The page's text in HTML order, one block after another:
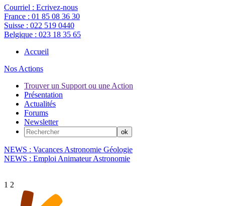
Courriel : Ecrivez-nous
France : 01 85 08 36 30
Suisse : 022 519 0440
Belgique : 023 18 35 65
Accueil
Nos Actions
Trouver un Support ou une Action
Présentation
Actualités
Forums
Newsletter
NEWS : Vacances Astronomie Géologie
NEWS : Emploi Animateur Astronomie
1 2